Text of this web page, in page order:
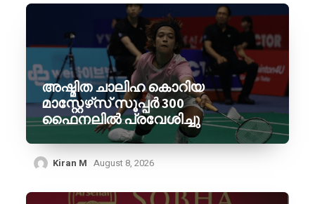
അഷ്മിത ചാലിഹ കൊറിയ
മാസ്റ്റേഴ്‌സ് സൂപ്പർ 300
ഫൈനലിൽ പ്രവേശിച്ചു
Kiran M August 8, 2026